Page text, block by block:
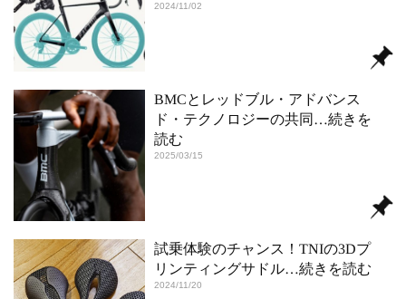
2024/11/02
BMCとレッドブル・アドバンス
ド・テクノロジーの共同 …続きを
読む
2025/03/15
試乗体験のチャンス！TNIの3Dプ
リンティングサドル…続きを読む
2024/11/20